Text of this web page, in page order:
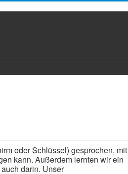
oder Schlüssel) gesprochen, mit
kann. Außerdem lernten wir ein
darin. Unser